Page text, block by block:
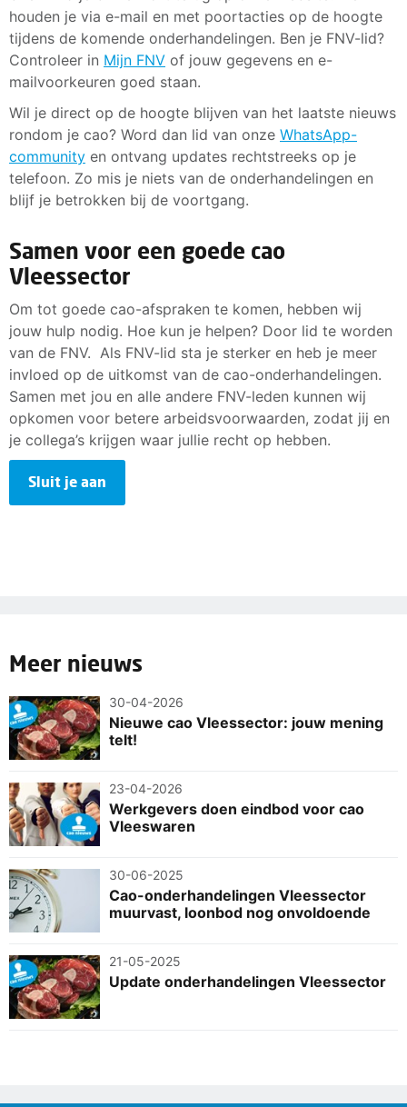
houden je via e-mail en met poortacties op de hoogte
tijdens de komende onderhandelingen. Ben je FNV-lid?
Controleer in Mijn FNV of jouw gegevens en e-
mailvoorkeuren goed staan.
Wil je direct op de hoogte blijven van het laatste nieuws
rondom je cao? Word dan lid van onze WhatsApp-
community en ontvang updates rechtstreeks op je
telefoon. Zo mis je niets van de onderhandelingen en
blijf je betrokken bij de voortgang.
Samen voor een goede cao
Vleessector
Om tot goede cao-afspraken te komen, hebben wij
jouw hulp nodig. Hoe kun je helpen? Door lid te worden
van de FNV. Als FNV-lid sta je sterker en heb je meer
invloed op de uitkomst van de cao-onderhandelingen.
Samen met jou en alle andere FNV-leden kunnen wij
opkomen voor betere arbeidsvoorwaarden, zodat jij en
je collega’s krijgen waar jullie recht op hebben.
Sluit je aan
Meer nieuws
30-04-2026
Nieuwe cao Vleessector: jouw mening
telt!
23-04-2026
Werkgevers doen eindbod voor cao
Vleeswaren
30-06-2025
Cao-onderhandelingen Vleessector
muurvast, loonbod nog onvoldoende
21-05-2025
Update onderhandelingen Vleessector